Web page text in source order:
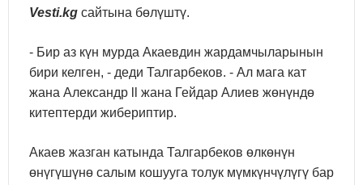
Vesti.kg сайтына бөлүштү.
- Бир аз күн мурда Акаевдин жардамчыларынын
бири келген, - деди Талгарбеков. - Ал мага кат
жана Александр ll жана Гейдар Алиев жөнүндө
китептерди жибериптир.
Акаев жазган катында Талгарбеков өлкөнүн
өнүгүшүнө салым кошууга толук мүмкүнчүлүгү бар